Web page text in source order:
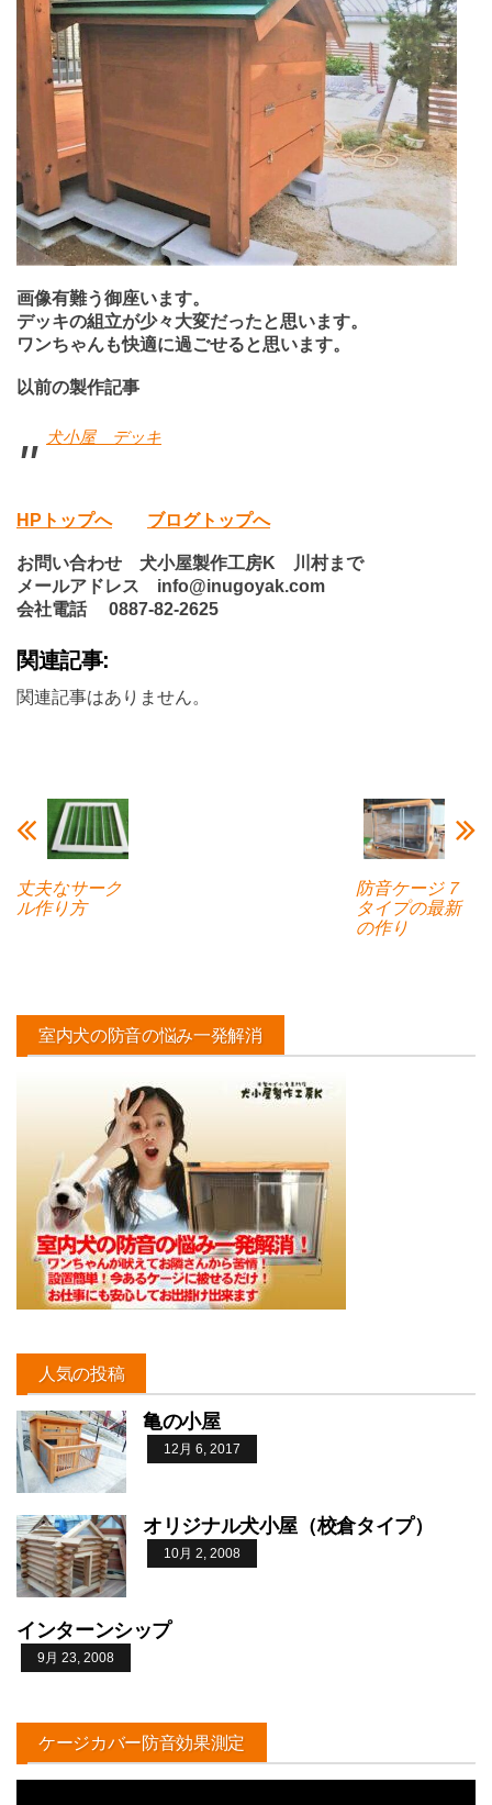
画像有難う御座います。
デッキの組立が少々大変だったと思います。
ワンちゃんも快適に過ごせると思います。
以前の製作記事
犬小屋 デッキ
HPトップへ ブログトップへ
お問い合わせ 犬小屋製作工房K 川村まで
メールアドレス info@inugoyak.com
会社電話 0887-82-2625
関連記事:
関連記事はありません。
丈夫なサーク
ル作り方
防音ケージ７
タイプの最新
の作り
室内犬の防音の悩み一発解消
人気の投稿
亀の小屋
12月 6, 2017
オリジナル犬小屋（校倉タイプ）
10月 2, 2008
インターンシップ
9月 23, 2008
ケージカバー防音効果測定